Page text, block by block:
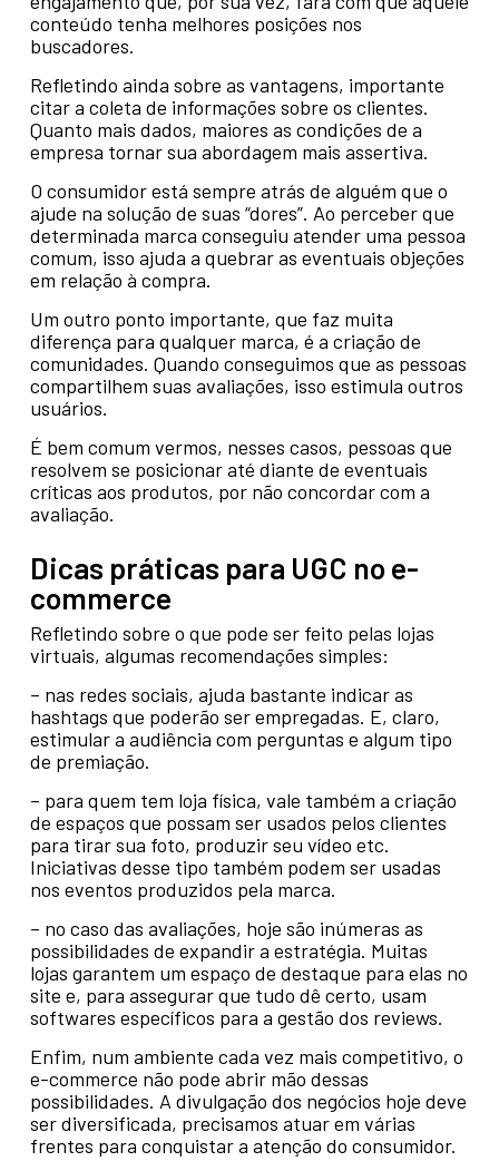
conteúdo tenha melhores posições nos
buscadores.
Refletindo ainda sobre as vantagens, importante
citar a coleta de informações sobre os clientes.
Quanto mais dados, maiores as condições de a
empresa tornar sua abordagem mais assertiva.
O consumidor está sempre atrás de alguém que o
ajude na solução de suas “dores”. Ao perceber que
determinada marca conseguiu atender uma pessoa
comum, isso ajuda a quebrar as eventuais objeções
em relação à compra.
Um outro ponto importante, que faz muita
diferença para qualquer marca, é a criação de
comunidades. Quando conseguimos que as pessoas
compartilhem suas avaliações, isso estimula outros
usuários.
É bem comum vermos, nesses casos, pessoas que
resolvem se posicionar até diante de eventuais
críticas aos produtos, por não concordar com a
avaliação.
Dicas práticas para UGC no e-
commerce
Refletindo sobre o que pode ser feito pelas lojas
virtuais, algumas recomendações simples:
– nas redes sociais, ajuda bastante indicar as
hashtags que poderão ser empregadas. E, claro,
estimular a audiência com perguntas e algum tipo
de premiação.
– para quem tem loja física, vale também a criação
de espaços que possam ser usados pelos clientes
para tirar sua foto, produzir seu vídeo etc.
Iniciativas desse tipo também podem ser usadas
nos eventos produzidos pela marca.
– no caso das avaliações, hoje são inúmeras as
possibilidades de expandir a estratégia. Muitas
lojas garantem um espaço de destaque para elas no
site e, para assegurar que tudo dê certo, usam
softwares específicos para a gestão dos reviews.
Enfim, num ambiente cada vez mais competitivo, o
e-commerce não pode abrir mão dessas
possibilidades. A divulgação dos negócios hoje deve
ser diversificada, precisamos atuar em várias
frentes para conquistar a atenção do consumidor.